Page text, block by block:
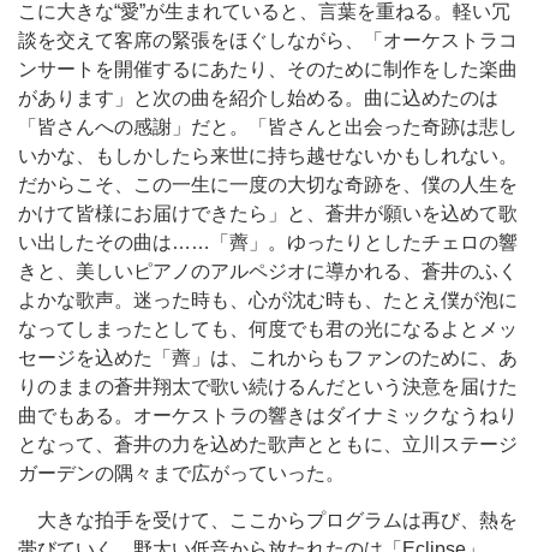
こに大きな“愛”が生まれていると、言葉を重ねる。軽い冗
談を交えて客席の緊張をほぐしながら、「オーケストラコ
ンサートを開催するにあたり、そのために制作をした楽曲
があります」と次の曲を紹介し始める。曲に込めたのは
「皆さんへの感謝」だと。「皆さんと出会った奇跡は悲し
いかな、もしかしたら来世に持ち越せないかもしれない。
だからこそ、この一生に一度の大切な奇跡を、僕の人生を
かけて皆様にお届けできたら」と、蒼井が願いを込めて歌
い出したその曲は……「薺」。ゆったりとしたチェロの響
きと、美しいピアノのアルペジオに導かれる、蒼井のふく
よかな歌声。迷った時も、心が沈む時も、たとえ僕が泡に
なってしまったとしても、何度でも君の光になるよとメッ
セージを込めた「薺」は、これからもファンのために、あ
りのままの蒼井翔太で歌い続けるんだという決意を届けた
曲でもある。オーケストラの響きはダイナミックなうねり
となって、蒼井の力を込めた歌声とともに、立川ステージ
ガーデンの隅々まで広がっていった。
大きな拍手を受けて、ここからプログラムは再び、熱を